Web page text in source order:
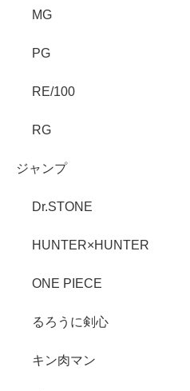
MG
PG
RE/100
RG
ジャンプ
Dr.STONE
HUNTER×HUNTER
ONE PIECE
るろうに剣心
キン肉マン